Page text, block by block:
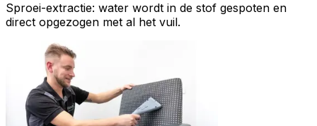
Sproei-extractie: water wordt in de stof gespoten en
direct opgezogen met al het vuil.